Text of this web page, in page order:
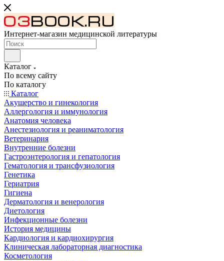
Интернет-магазин медицинской литературы
Каталог
По всему сайту
По каталогу
Каталог
Акушерство и гинекология
Аллергология и иммунология
Анатомия человека
Анестезиология и реаниматология
Ветеринария
Внутренние болезни
Гастроэнтерология и гепатология
Гематология и трансфузиология
Генетика
Гериатрия
Гигиена
Дерматология и венерология
Диетология
Инфекционные болезни
История медицины
Кардиология и кардиохирургия
Клиническая лабораторная диагностика
Косметология